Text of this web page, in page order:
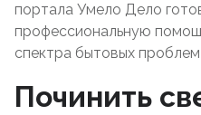
портала Умело Дело
профессиональную
спектра бытовых
Починить